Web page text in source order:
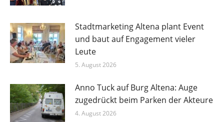
Stadtmarketing Altena plant Event
und baut auf Engagement vieler
Leute
5. August 2026
Anno Tuck auf Burg Altena: Auge
zugedrückt beim Parken der Akteure
4. August 2026